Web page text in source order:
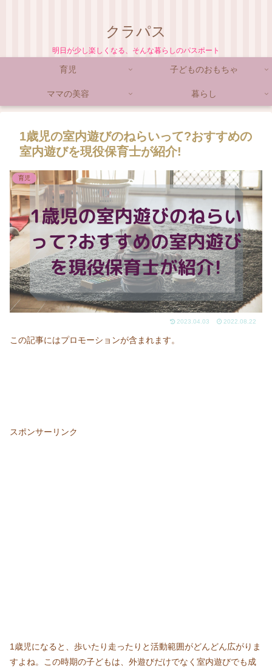
クラパス
明日が少し楽しくなる、そんな暮らしのパスポート
育児 子どものおもちゃ
ママの美容 暮らし
1歳児の室内遊びのねらいって?おすすめの
室内遊びを現役保育士が紹介!
育児
2023.04.03 2022.08.22
この記事にはプロモーションが含まれます。
スポンサーリンク
1歳児になると、歩いたり走ったりと活動範囲がどんどん広がりま
すよね。この時期の子どもは、外遊びだけでなく室内遊びでも成